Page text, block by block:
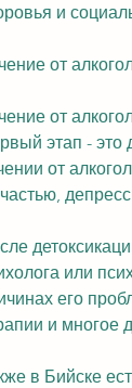
и
от
от
этап - это
от
или
его
и многое
в Бийске